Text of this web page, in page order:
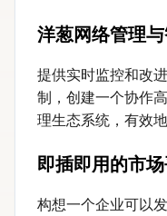
洋葱网络管理
提供实时监控和改
制，创建一个协作
理生态系统，有效
即插即用的市
构想一个企业可以